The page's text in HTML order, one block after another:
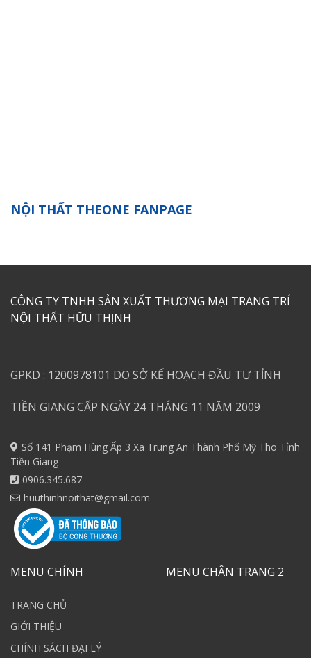
NỘI THẤT THEONE FANPAGE
CÔNG TY TNHH SẢN XUẤT THƯƠNG MẠI TRANG TRÍ
NỘI THẤT HỮU THỊNH
GPKD : 1200978101 DO SỞ KẾ HOẠCH ĐẦU TƯ TỈNH
TIỀN GIANG CẤP NGÀY 24 THÁNG 11 NĂM 2009
Số 141 Phạm Hùng Ấp 3 Xã Trung An Thành Phố Mỹ Tho Tỉnh
Tiền Giang
0906.345.687
huuthinhnoithat@gmail.com
MENU CHÍNH
TRANG CHỦ
GIỚI THIỆU
CHÍNH SÁCH ĐẠI LÝ
MENU CHÂN TRANG 2